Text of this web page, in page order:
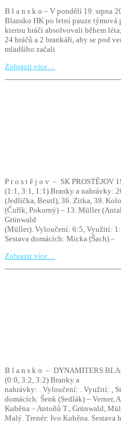
B l a n s k o – V pondělí 19. srpna
Blansko HK po letní pauze
kterou hráči absolvovali během
24 hráčů a 2 brankáři, aby se pod
mladšího začali
Zobrazit více…
P r o s t ě j o v – SK PROSTĚJOV
(1:1, 3:1, 1:1) Branky a nahrávky:
(Jedlička, Beutl), 36. Zitka, 39.
(Čuřík, Pokorný) – 13. Müller
Grünwald
(Müller). Vyloučení: 6:5, Využití:
Sestava domácích: Micka (Šach) –
Zobrazit více…
B l a n s k o – DYNAMITERS
(0:0, 3:2, 3:2) Branky a
nahrávky: . Vyloučení: . Využití: ,
domácích: Šenk (Sedlák) – Verner,
Kuběna – Antoňů T., Grünwald,
Malý. Trenér: Ivo Kuběna. Sestava